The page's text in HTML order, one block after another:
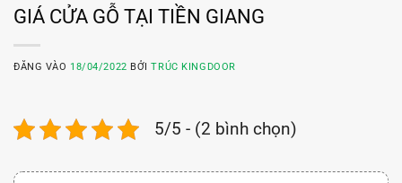
GIÁ CỬA GỖ TẠI TIỀN GIANG
ĐĂNG VÀO 18/04/2022 BỞITRÚC KINGDOOR
5/5 - (2 bình chọn)